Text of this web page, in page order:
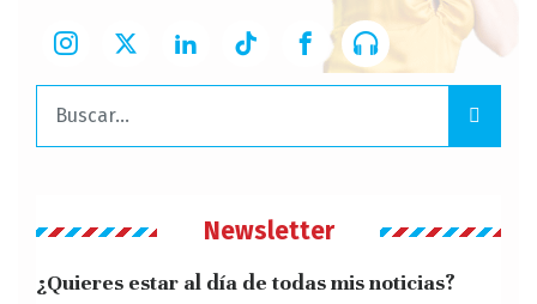
Buscar:
Newsletter
¿Quieres estar al día de todas mis noticias?